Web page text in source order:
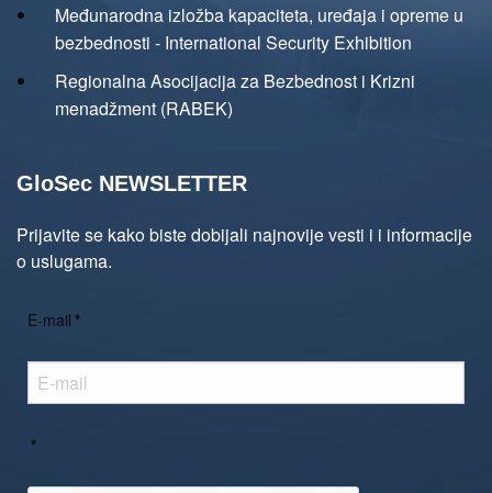
Međunarodna izložba kapaciteta, uređaja i opreme u
bezbednosti - International Security Exhibition
Regionalna Asocijacija za Bezbednost i Krizni
menadžment (RABEK)
GloSec NEWSLETTER
Prijavite se kako biste dobijali najnovije vesti i i informacije
o uslugama.
E-mail *
*